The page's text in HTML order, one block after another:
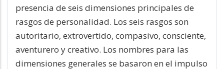
presencia de seis dimensiones principales de
rasgos de personalidad. Los seis rasgos son
autoritario, extrovertido, compasivo, consciente,
aventurero y creativo. Los nombres para las
dimensiones generales se basaron en el impulso